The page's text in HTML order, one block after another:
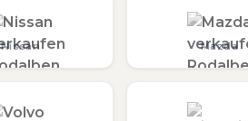
Nissan Mazda